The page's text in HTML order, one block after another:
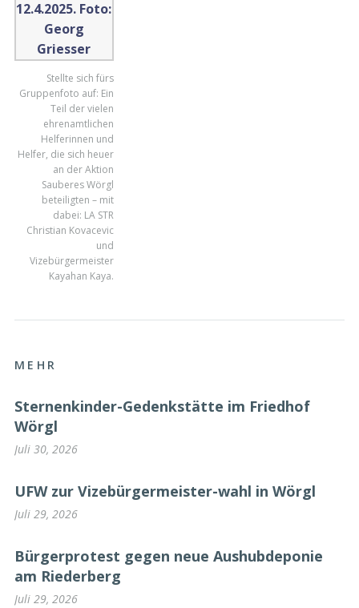
Stellte sich fürs
Gruppenfoto auf: Ein
Teil der vielen
ehrenamtlichen
Helferinnen und
Helfer, die sich heuer
an der Aktion
Sauberes Wörgl
beteiligten – mit
dabei: LA STR
Christian Kovacevic
und
Vizebürgermeister
Kayahan Kaya.
MEHR
Sternenkinder-Gedenkstätte im Friedhof
Wörgl
Juli 30, 2026
UFW zur Vizebürgermeister-wahl in Wörgl
Juli 29, 2026
Bürgerprotest gegen neue Aushubdeponie
am Riederberg
Juli 29, 2026